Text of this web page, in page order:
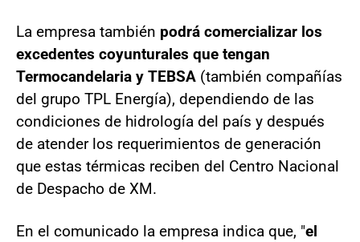
La empresa también podrá comercializar los
excedentes coyunturales que tengan
Termocandelaria y TEBSA (también compañías
del grupo TPL Energía), dependiendo de las
condiciones de hidrología del país y después
de atender los requerimientos de generación
que estas térmicas reciben del Centro Nacional
de Despacho de XM.
En el comunicado la empresa indica que, "el